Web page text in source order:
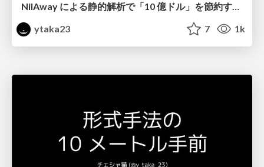
NilAway による静的解析で「10 億ドル」を節約する #kyotogo / Kyoto Go 56th
ytaka23
7 1k